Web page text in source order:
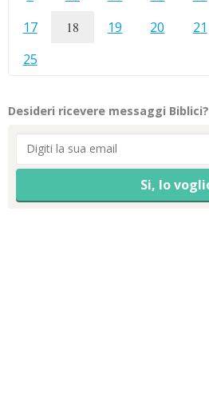
17
18 19 20 21
25
Desideri ricevere messaggi Biblici?